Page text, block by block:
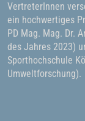
VertreterInnen
ein hochwertiges
PD Mag. Mag. Dr.
des Jahres 2023)
Sporthochschule
Umweltforschung).